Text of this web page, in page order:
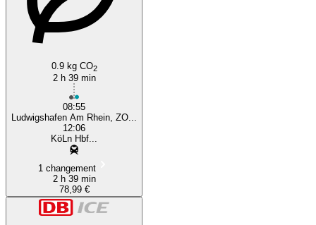
0.9 kg CO2
2 h 39 min
08:55
Ludwigshafen Am Rhein, ZO...
12:06
KöLn Hbf...
1 changement
2 h 39 min
78,99 €